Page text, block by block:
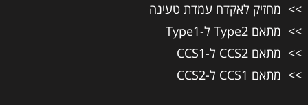
מחזיק לאקדח עמדת טעינה
מתאם Type2 ל-Type1
מתאם CCS2 ל-CCS1
מתאם CCS1 ל-CCS2